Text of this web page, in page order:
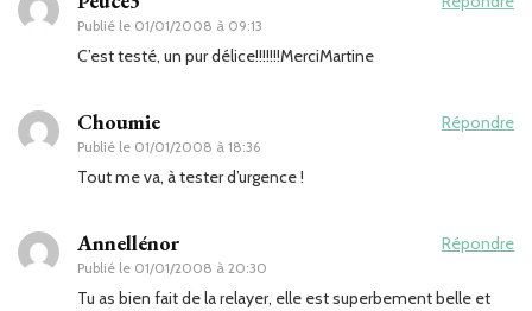
Publié le 01/01/2008 à 09:13
C’est testé, un pur délice!!!!!!!MerciMartine
Choumie
Publié le 01/01/2008 à 18:36
Répondre
Tout me va, à tester d’urgence !
Annellénor
Publié le 01/01/2008 à 20:30
Répondre
Tu as bien fait de la relayer, elle est superbement belle et